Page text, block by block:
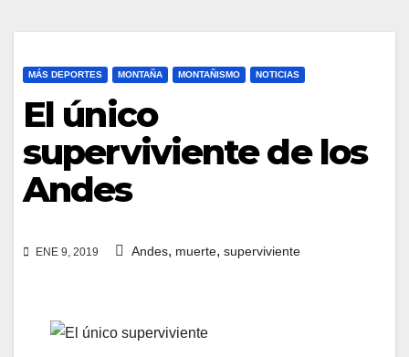
MÁS DEPORTES MONTAÑA MONTAÑISMO NOTICIAS
El único
superviviente de los
Andes
ENE 9, 2019 Andes, muerte, superviviente